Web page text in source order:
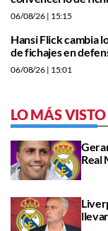
06/08/26 | 15:15
Hansi Flick cambia
de fichajes en
06/08/26 | 15:01
LO MÁS VISTO
Real